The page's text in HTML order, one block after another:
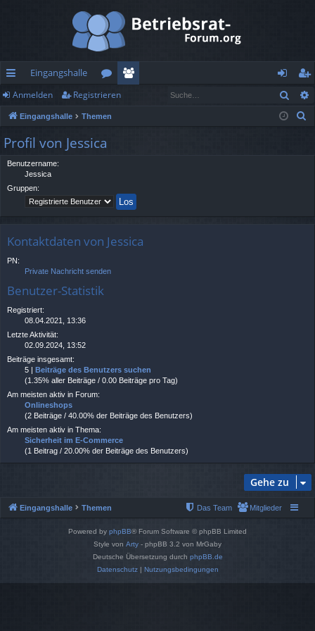
ch
ne
llz
ug
rif
Eingangshalle
or
en
n
m
eg
ist
Anmelden Registrieren
Eingangshalle Themen
Profil von Jessica
Benutzername:
Jessica
Gruppen:
Kontaktdaten von Jessica
PN:
Private Nachricht senden
Benutzer-Statistik
Registriert:
08.04.2021, 13:36
Letzte Aktivität:
02.09.2024, 13:52
Beiträge insgesamt:
5 | Beiträge des Benutzers suchen
(1.35% aller Beiträge / 0.00 Beiträge pro Tag)
Am meisten aktiv in Forum:
Onlineshops
(2 Beiträge / 40.00% der Beiträge des Benutzers)
Am meisten aktiv in Thema:
Sicherheit im E-Commerce
(1 Beitrag / 20.00% der Beiträge des Benutzers)
Gehe zu
Eingangshalle Themen Mitglieder
Das Team
Powered by phpBB® Forum Software © phpBB Limited
Style von Arty - phpBB 3.2 von MrGaby
Deutsche Übersetzung durch phpBB.de
Datenschutz| Nutzungsbedingungen